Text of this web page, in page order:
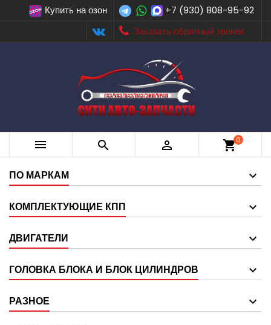
Купить на озон
+7 (930) 808-95-92
Заказать обратный звонок
   shopping_cart0
ПО МАРКАМ
КОМПЛЕКТУЮЩИЕ КПП
ДВИГАТЕЛИ
ГОЛОВКА БЛОКА И БЛОК ЦИЛИНДРОВ
РАЗНОЕ